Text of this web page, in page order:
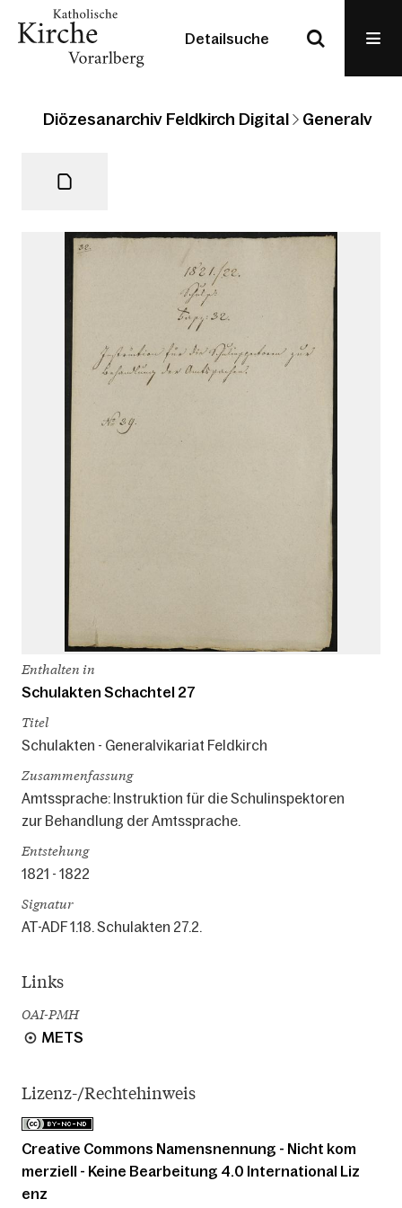
Detailsuche
Diözesanarchiv Feldkirch Digital
Enthalten in
Schulakten Schachtel 27
Titel
Schulakten - Generalvikariat Feldkirch
Zusammenfassung
Amtssprache: Instruktion für die Schulinspektoren
zur Behandlung der Amtssprache.
Entstehung
1821 - 1822
Signatur
AT-ADF 1.18. Schulakten 27.2.
Links
OAI-PMH
METS
Lizenz-/Rechtehinweis
Creative Commons Namensnennung - Nicht kom
merziell - Keine Bearbeitung 4.0 International Liz
enz